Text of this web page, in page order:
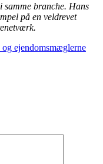
samme branche. Hans
på en veldrevet
ejendomsmæglerne